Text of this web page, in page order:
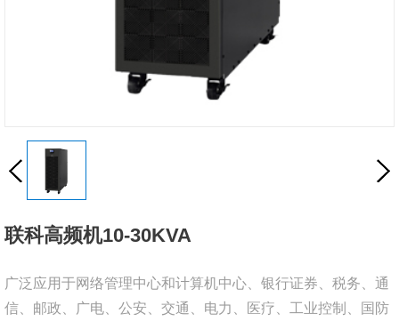
联科高频机10-30KVA
广泛应用于网络管理中心和计算机中心、银行证券、税务、通
信、邮政、广电、公安、交通、电力、医疗、工业控制、国防